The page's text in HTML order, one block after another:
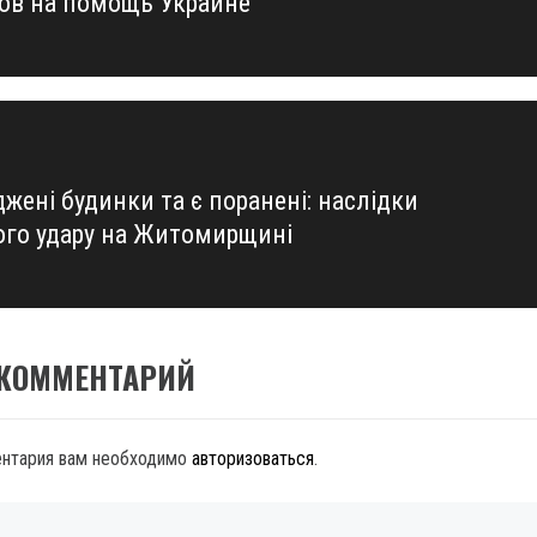
будинки та є поранені: наслідки
удару на Житомирщині
вам необходимо авторизоваться.